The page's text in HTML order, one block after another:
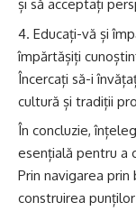
și să acceptați
Educați-vă și
împărtășiți
Încercați să-i
cultură și tradiții
În concluzie,
esențială pentru a
Prin navigarea
construirea